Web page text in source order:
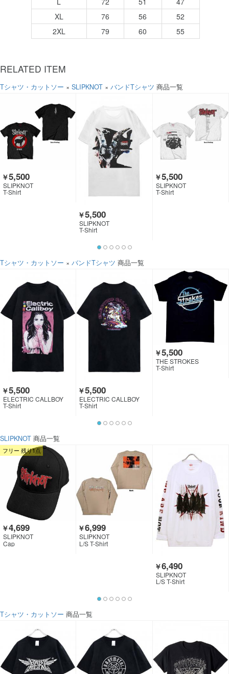
XL
76 56
52
2XL
79 60 55
RELATED ITEM
Tシャツ・カットソー × SLIPKNOT × バンドTシャツ 商品一覧
￥5,500
SLIPKNOT
T-Shirt
￥5,500
SLIPKNOT
T-Shirt
￥5,500
SLIPKNOT
T-Shirt
Tシャツ・カットソー × バンドTシャツ 商品一覧
￥5,500
ELECTRIC CALLBOY
T-Shirt
￥5,500
ELECTRIC CALLBOY
T-Shirt
￥5,500
THE STROKES
T-Shirt
SLIPKNOT 商品一覧
フリー 残り1点
￥4,699
SLIPKNOT
Cap
￥6,999
SLIPKNOT
L/S T-Shirt
￥6,490
SLIPKNOT
L/S T-Shirt
Tシャツ・カットソー 商品一覧